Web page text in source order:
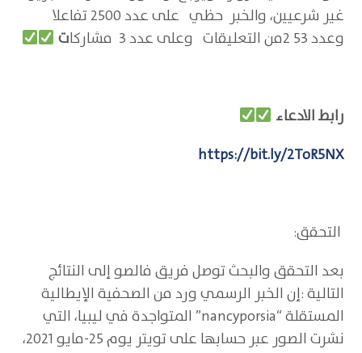
غير شرعيين، والخبر حظي على عدد 2500 تفاعلا
وعدد 53 2من التعليقات وعلى عدد 3 مشاركا
ت
رابط الادعاء
https://bit.ly/2ToR5NX
التحقق:
بعد التحقق والبحث توصل فريق فالصو إلى النتائج
التالية :إن الخبر الرسمي ورد من الصحفية الإيطالية
المستقلة “nancyporsia” المتواجدة في ليبيا، التي
نشرت الصور عبر حسابها على تويتر يوم 25-مايو 2021،